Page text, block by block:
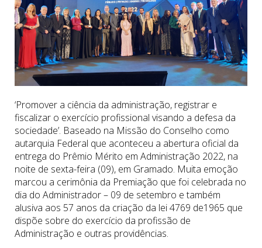
‘Promover a ciência da administração, registrar e
fiscalizar o exercício profissional visando a defesa da
sociedade’. Baseado na Missão do Conselho como
autarquia Federal que aconteceu a abertura oficial da
entrega do Prêmio Mérito em Administração 2022, na
noite de sexta-feira (09), em Gramado. Muita emoção
marcou a cerimônia da Premiação que foi celebrada no
dia do Administrador – 09 de setembro e também
alusiva aos 57 anos da criação da lei 4769 de1965 que
dispõe sobre do exercício da profissão de
Administração e outras providências.